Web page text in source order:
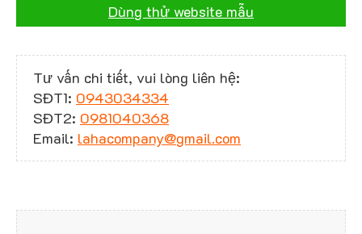
Dùng thử website mẫu
Tư vấn chi tiết, vui lòng liên hệ:
SĐT1: 0943034334
SĐT2: 0981040368
Email: lahacompany@gmail.com